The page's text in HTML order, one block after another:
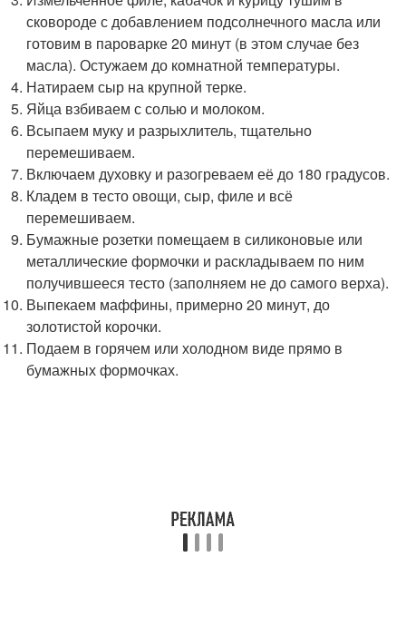
сковороде с добавлением подсолнечного масла или
готовим в пароварке 20 минут (в этом случае без
масла). Остужаем до комнатной температуры.
Натираем сыр на крупной терке.
Яйца взбиваем с солью и молоком.
Всыпаем муку и разрыхлитель, тщательно
перемешиваем.
Включаем духовку и разогреваем её до 180 градусов.
Кладем в тесто овощи, сыр, филе и всё
перемешиваем.
Бумажные розетки помещаем в силиконовые или
металлические формочки и раскладываем по ним
получившееся тесто (заполняем не до самого верха).
Выпекаем маффины, примерно 20 минут, до
золотистой корочки.
Подаем в горячем или холодном виде прямо в
бумажных формочках.